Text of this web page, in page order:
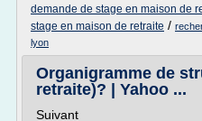
demande de stage en maison de
stage en maison de retraite /
lyon
Organigramme de
retraite)? | Yahoo ...
Suivant